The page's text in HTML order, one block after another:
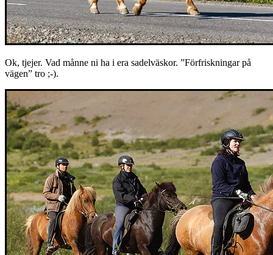
Ok, tjejer. Vad månne ni ha i era sadelväskor. ”Förfriskningar på
vägen” tro ;-).